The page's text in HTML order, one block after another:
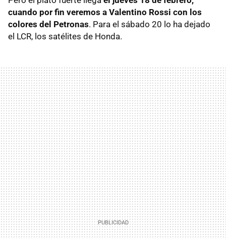
cuando por fin veremos a Valentino Rossi con los
colores del Petronas. Para el sábado 20 lo ha dejado
el LCR, los satélites de Honda.